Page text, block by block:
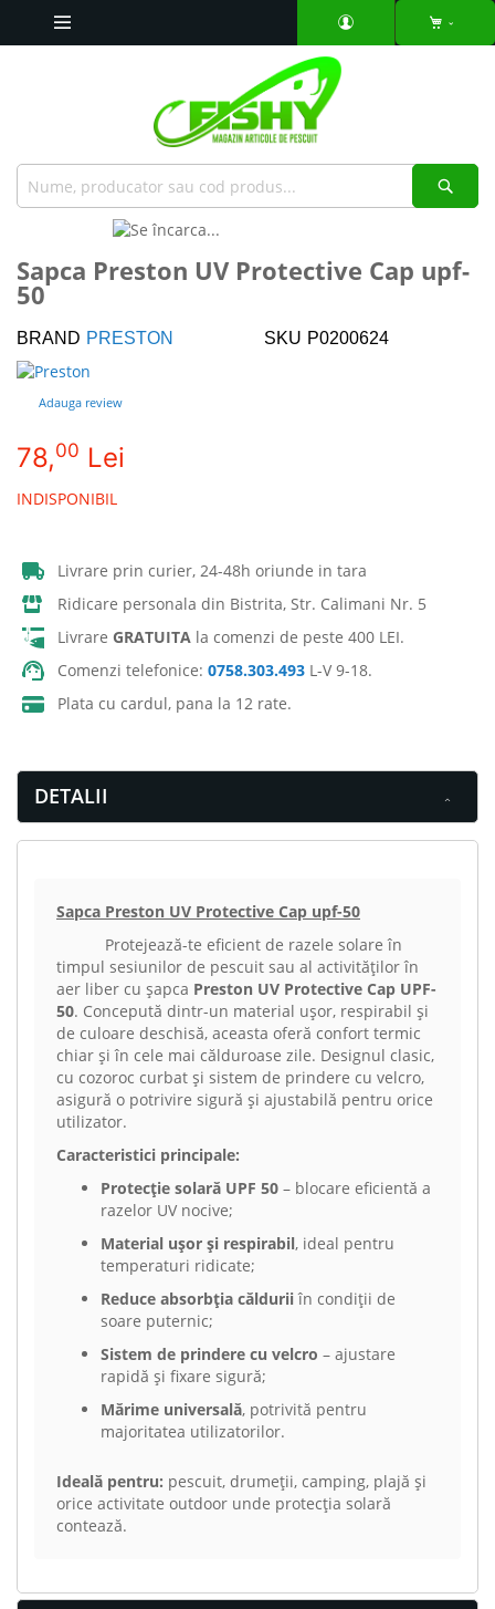
the
end
the
images
gallery
to
the
of
the
images
gallery
Sapca Preston UV Protective Cap upf-
50
BRAND PRESTON SKU P0200624
Adauga review
78,00 Lei
INDISPONIBIL
Livrare prin curier, 24-48h oriunde in tara
Ridicare personala din Bistrita, Str. Calimani Nr. 5
Livrare GRATUITA la comenzi de peste 400 LEI.
Comenzi telefonice: 0758.303.493 L-V 9-18.
Plata cu cardul, pana la 12 rate.
DETALII
Sapca Preston UV Protective Cap upf-50
Protejează-te eficient de razele solare în
timpul sesiunilor de pescuit sau al activităților în
aer liber cu șapca Preston UV Protective Cap UPF-
50. Concepută dintr-un material ușor, respirabil și
de culoare deschisă, aceasta oferă confort termic
chiar și în cele mai călduroase zile. Designul clasic,
cu cozoroc curbat și sistem de prindere cu velcro,
asigură o potrivire sigură și ajustabilă pentru orice
utilizator.
Caracteristici principale:
Protecție solară UPF 50 – blocare eficientă a
razelor UV nocive;
Material ușor și respirabil, ideal pentru
temperaturi ridicate;
Reduce absorbția călduriiîn condiții de
soare puternic;
Sistem de prindere cu velcro – ajustare
rapidă și fixare sigură;
Mărime universală, potrivită pentru
majoritatea utilizatorilor.
Ideală pentru: pescuit, drumeții, camping, plajă și
orice activitate outdoor unde protecția solară
contează.